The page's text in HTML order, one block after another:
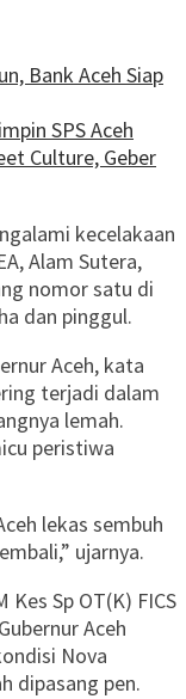
Bank Aceh Siap
SPS Aceh
Culture, Geber
kecelakaan
Alam Sutera,
nomor satu di
dan pinggul.
Aceh, kata
terjadi dalam
lemah.
peristiwa
lekas sembuh
ujarnya.
Sp OT(K) FICS
Aceh
Nova
dipasang pen.